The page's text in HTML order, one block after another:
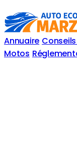
Annuaire
Motos